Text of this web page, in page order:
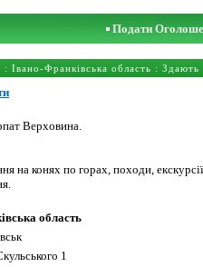
Подати
: Івано-Франківська область : Здають
Верховина.
на конях по горах, походи,
область
1